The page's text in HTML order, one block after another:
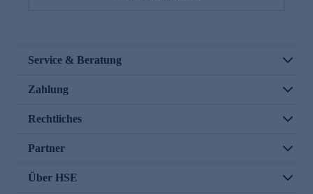
Service & Beratung
Zahlung
Rechtliches
Partner
Über HSE